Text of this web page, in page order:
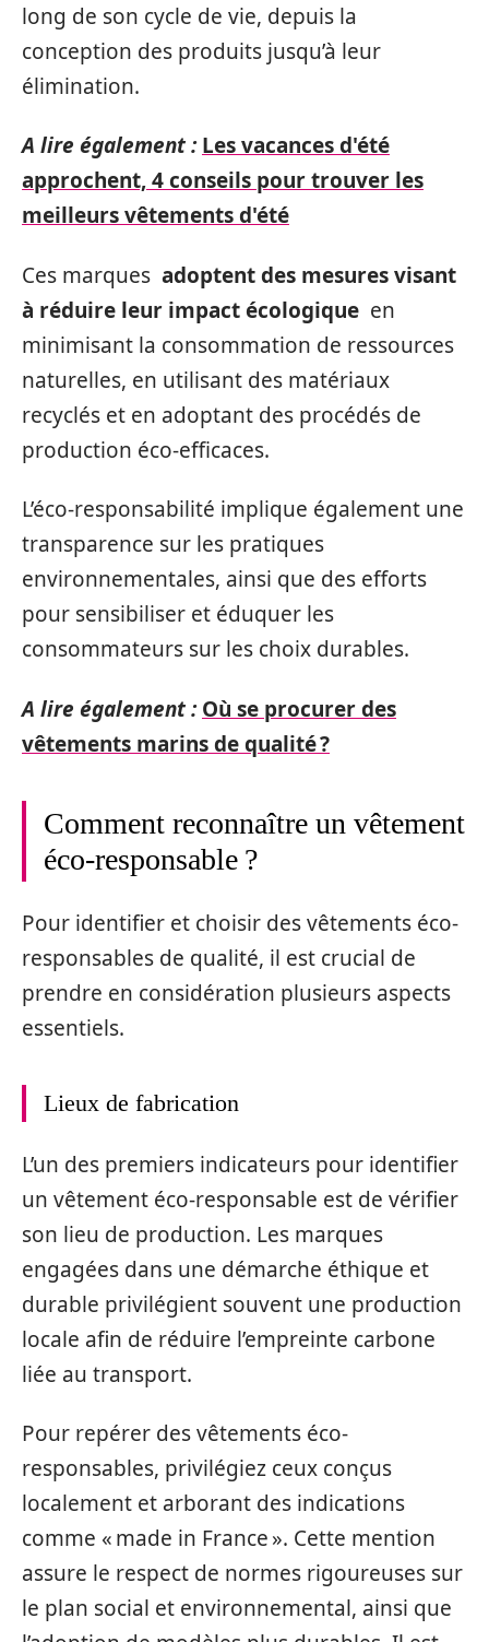
long de son cycle de vie, depuis la
conception des produits jusqu’à leur
élimination.
A lire également : Les vacances d'été
approchent, 4 conseils pour trouver les
meilleurs vêtements d'été
Ces marques adoptent des mesures visant
à réduire leur impact écologique en
minimisant la consommation de ressources
naturelles, en utilisant des matériaux
recyclés et en adoptant des procédés de
production éco-efficaces.
L’éco-responsabilité implique également une
transparence sur les pratiques
environnementales, ainsi que des efforts
pour sensibiliser et éduquer les
consommateurs sur les choix durables.
A lire également : Où se procurer des
vêtements marins de qualité ?
Comment reconnaître un vêtement
éco-responsable ?
Pour identifier et choisir des vêtements éco-
responsables de qualité, il est crucial de
prendre en considération plusieurs aspects
essentiels.
Lieux de fabrication
L’un des premiers indicateurs pour identifier
un vêtement éco-responsable est de vérifier
son lieu de production. Les marques
engagées dans une démarche éthique et
durable privilégient souvent une production
locale afin de réduire l’empreinte carbone
liée au transport.
Pour repérer des vêtements éco-
responsables, privilégiez ceux conçus
localement et arborant des indications
comme « made in France ». Cette mention
assure le respect de normes rigoureuses sur
le plan social et environnemental, ainsi que